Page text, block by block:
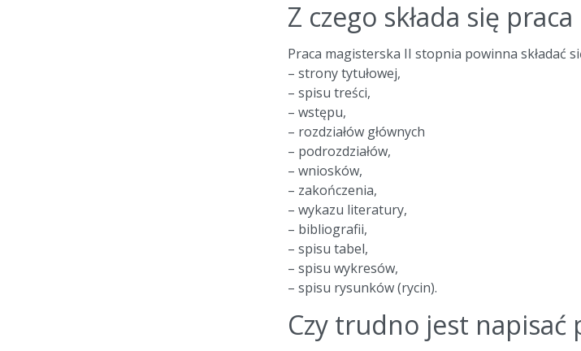
Z czego składa się
Praca magisterska II stopnia powinna składać
– strony tytułowej,
– spisu treści,
– wstępu,
– rozdziałów głównych
– podrozdziałów,
– wniosków,
– zakończenia,
– wykazu literatury,
– bibliografii,
– spisu tabel,
– spisu wykresów,
– spisu rysunków (rycin).
Czy trudno jest napisać